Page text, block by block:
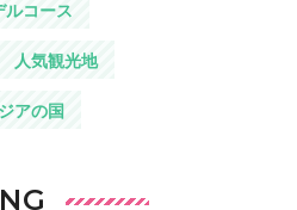
ルコース
人気観光地
アの国